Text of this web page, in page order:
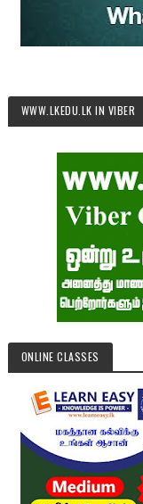
WWW.LKEDU.LK IN VIBER
ONLINE CLASSES